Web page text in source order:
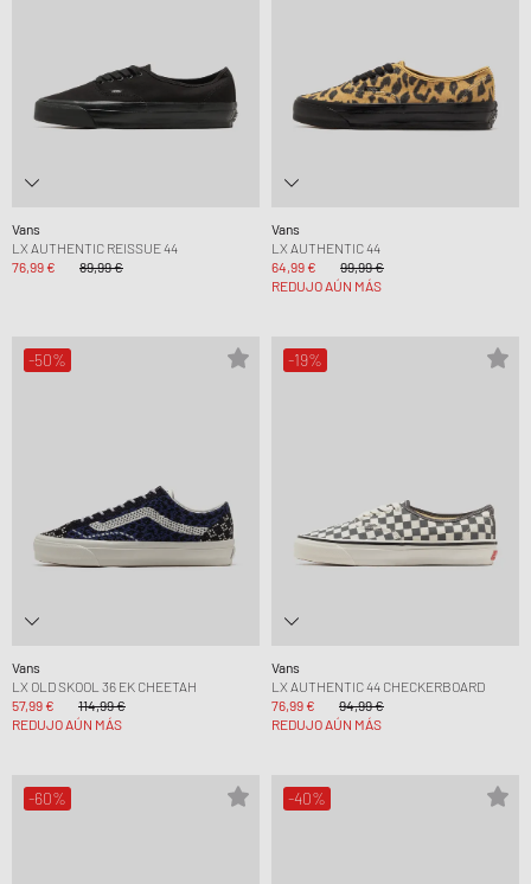
Vans
LX AUTHENTIC REISSUE 44
76,99 €
89,99 €
Vans
LX AUTHENTIC 44
64,99 €
99,99 €
REDUJO AÚN MÁS
-50%
Vans
LX OLD SKOOL 36 EK CHEETAH
57,99 €
114,99 €
REDUJO AÚN MÁS
-19%
Vans
LX AUTHENTIC 44 CHECKERBOARD
76,99 €
94,99 €
REDUJO AÚN MÁS
-60% -40%